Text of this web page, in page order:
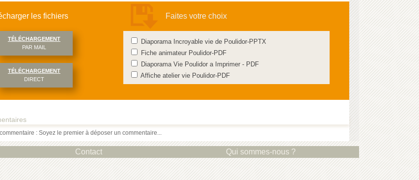
les fichiers Faites votre choix
TÉLÉCHARGEMENT
PAR MAIL
TÉLÉCHARGEMENT
DIRECT
Diaporama Incroyable vie de Poulidor-PPTX
Fiche animateur Poulidor-PDF
Diaporama Vie Poulidor a Imprimer - PDF
Affiche atelier vie Poulidor-PDF
: Soyez le premier à déposer un commentaire...
Contact Qui sommes-nous ?